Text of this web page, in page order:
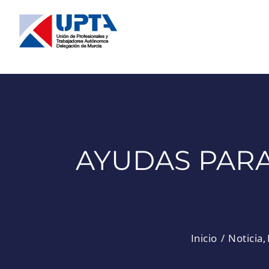
contenido
AYUDAS
Inicio Noticia